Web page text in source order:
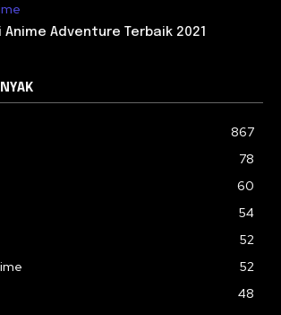
Adventure Terbaik 2021
867
78
60
54
52
52
48